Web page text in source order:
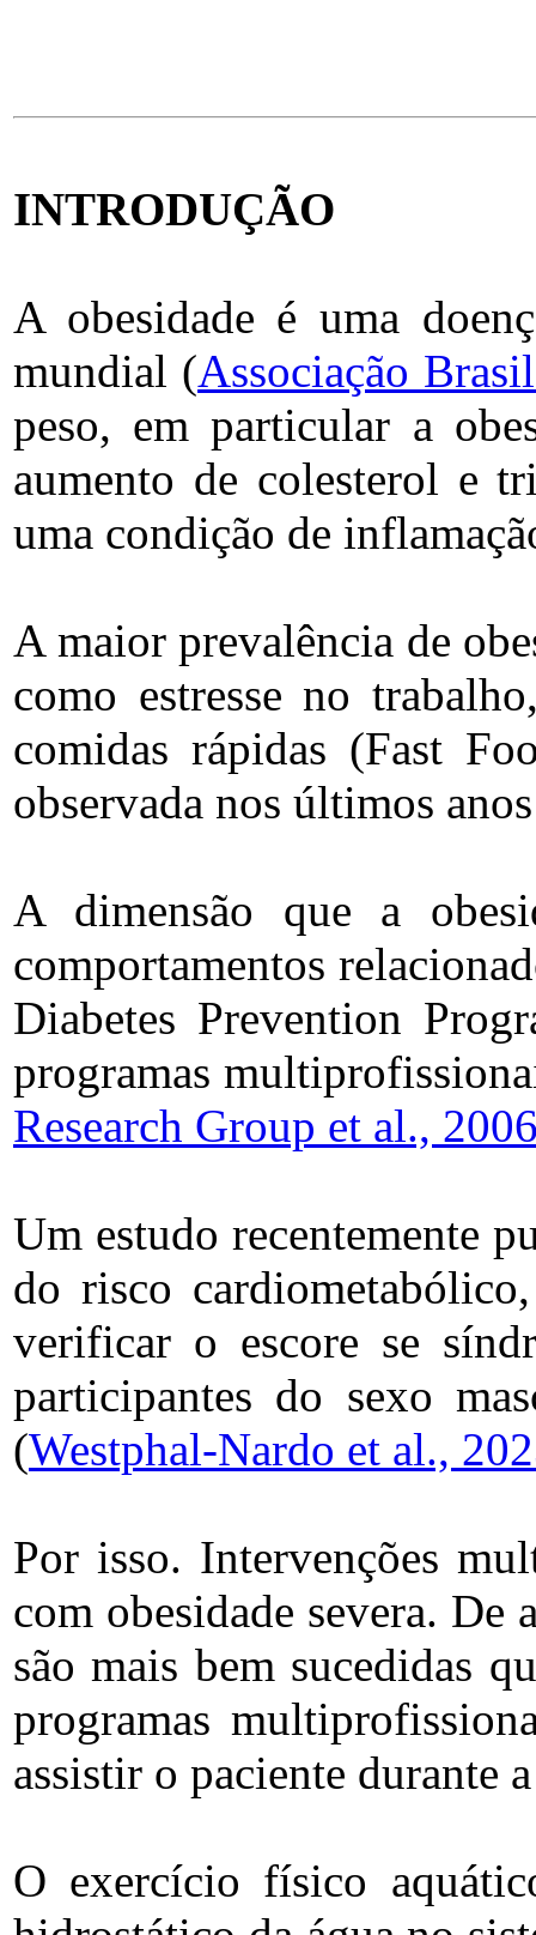
INTRODUÇÃO
A obesidade é uma
mundial (Associação
peso, em particular a
aumento de colesterol e
uma condição de
A maior prevalência de
como estresse no
comidas rápidas (Fast
observada nos últimos
A dimensão que a
comportamentos
Diabetes Prevention
programas
Research Group et al.,
Um estudo recentemente
do risco
verificar o escore se
participantes do sexo
(Westphal-Nardo et al.,
Por isso. Intervenções
com obesidade severa. De
são mais bem sucedidas
programas
assistir o paciente durante
O exercício físico